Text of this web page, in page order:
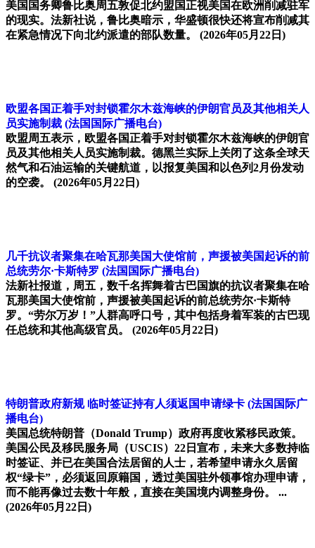
美国国务卿鲁比奥周五敦促北约盟国正视美国在欧洲削减驻军
的现实。法新社说，鲁比奥暗示，华盛顿很快还将宣布削减其
在紧急情况下向北约派遣的部队数量。 (2026年05月22日)
欧盟各国正着手对封锁霍尔木兹海峡的伊朗官员及其他相关人
员实施制裁 (法国国际广播电台)
欧盟周五表示，欧盟各国正着手对封锁霍尔木兹海峡的伊朗官
员及其他相关人员实施制裁。德黑兰实际上关闭了这条全球天
然气和石油运输的关键航道，以报复美国和以色列2月份发动
的空袭。 (2026年05月22日)
几千抗议者聚集在哈瓦那美国大使馆前，声援被美国起诉的前
总统劳尔·卡斯特罗 (法国国际广播电台)
法新社报道，周五，数千名挥舞着古巴国旗的抗议者聚集在哈
瓦那美国大使馆前，声援被美国起诉的前总统劳尔·卡斯特
罗。“劳尔万岁！”人群高呼口号，其中包括身着军装的古巴现
任总统和其他高级官员。 (2026年05月22日)
特朗普政府新规 临时签证持有人须返国申请绿卡 (法国国际广
播电台)
美国总统特朗普（Donald Trump）政府再度收紧移民政策。
美国公民及移民服务局（USCIS）22日宣布，未来大多数持临
时签证、并已在美国合法居留的人士，若希望申请永久居留
权“绿卡”，必须返回原籍国，透过美国驻外领事馆办理申请，
而不能再像过去数十年般，直接在美国境内调整身份。 ...
(2026年05月22日)